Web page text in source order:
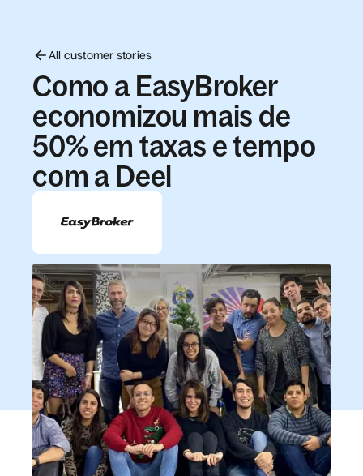
All customer stories
Como a EasyBroker
economizou mais de
50% em taxas e tempo
com a Deel